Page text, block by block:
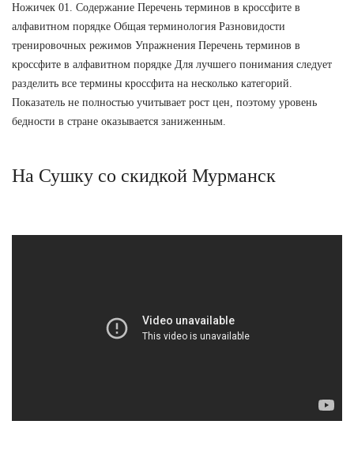
Ножичек 01. Содержание Перечень терминов в кроссфите в
алфавитном порядке Общая терминология Разновидости
тренировочных режимов Упражнения Перечень терминов в
кроссфите в алфавитном порядке Для лучшего понимания следует
разделить все термины кроссфита на несколько категорий.
Показатель не полностью учитывает рост цен, поэтому уровень
бедности в стране оказывается заниженным.
На Сушку со скидкой Мурманск